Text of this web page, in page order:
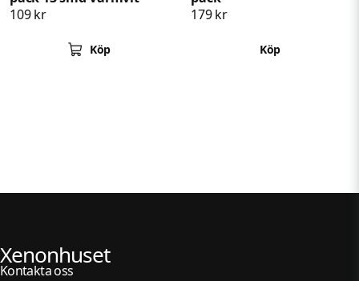
109 kr
Köp
179 kr
Köp
Xenonhuset
Kontakta oss